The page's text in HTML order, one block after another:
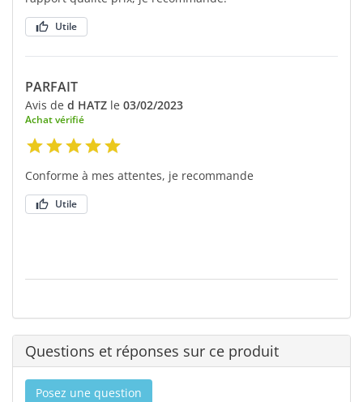
Utile
PARFAIT
Avis de d HATZ le 03/02/2023
Achat vérifié
Conforme à mes attentes, je recommande
Utile
Questions et réponses sur ce produit
Posez une question